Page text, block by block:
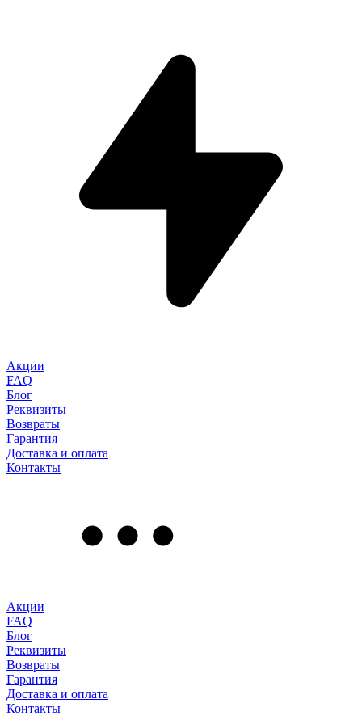
Акции
FAQ
Блог
Реквизиты
Возвраты
Гарантия
Доставка и оплата
Контакты
Акции
FAQ
Блог
Реквизиты
Возвраты
Гарантия
Доставка и оплата
Контакты